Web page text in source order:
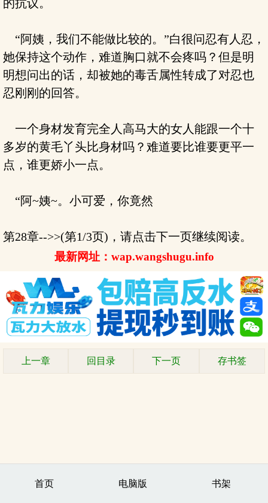
的抗议。
“阿姨，我们不能做比较的。”白很问忍有人忍，
她保持这个动作，难道胸口就不会疼吗？但是明
明想问出的话，却被她的毒舌属性转成了对忍也
忍刚刚的回答。
一个身材发育完全人高马大的女人能跟一个十
多岁的黄毛丫头比身材吗？难道要比谁要更平一
点，谁更娇小一点。
“阿~姨~。小可爱，你竟然
第28章-->>(第1/3页)，请点击下一页继续阅读。
最新网址：wap.wangshugu.info
上一章 回目录 下一页 存书签
首页 电脑版 书架